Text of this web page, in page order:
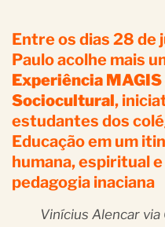
Entre os dias 28 de
Paulo acolhe mais
Experiência
Sociocultural,
estudantes dos
Educação em um
humana, espiritual
pedagogia inaciana
Vinícius Alencar